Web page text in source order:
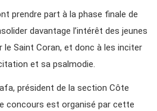
prendre part à la phase finale de
davantage l’intérêt des jeunes
Saint Coran, et donc à les inciter
et sa psalmodie.
président de la section Côte
concours est organisé par cette